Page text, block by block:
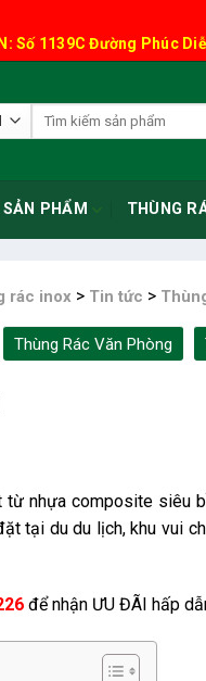
Số 1139C Đường Phúc
Tìm
SẢN PHẨM THÙNG
rác inox> Tin tức >
Thùng Rác Văn Phòng
nhựa composite siêu
tại du du lịch, khu vui
để nhận ƯU ĐÃI hấp